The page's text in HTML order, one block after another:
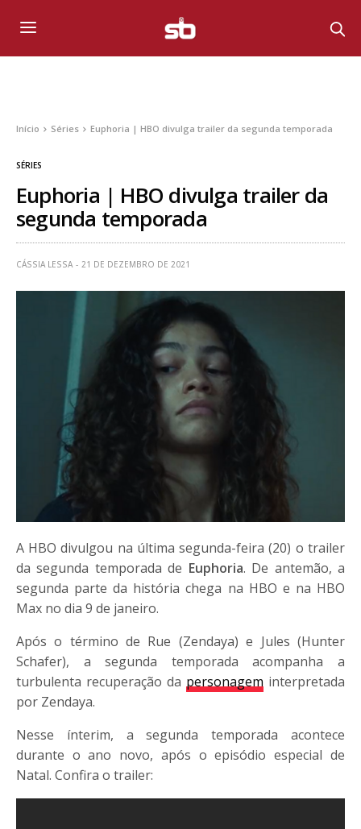
Início Séries Euphoria | HBO divulga trailer da segunda temporada
SÉRIES
Euphoria | HBO divulga trailer da
segunda temporada
CÁSSIA LESSA 21 DE DEZEMBRO DE 2021
A HBO divulgou na última segunda-feira (20) o trailer
da segunda temporada de Euphoria. De antemão, a
segunda parte da história chega na HBO e na HBO
Max no dia 9 de janeiro.
Após o término de Rue (Zendaya) e Jules (Hunter
Schafer), a segunda temporada acompanha a
turbulenta recuperação da personagem interpretada
por Zendaya.
Nesse ínterim, a segunda temporada acontece
durante o ano novo, após o episódio especial de
Natal. Confira o trailer: